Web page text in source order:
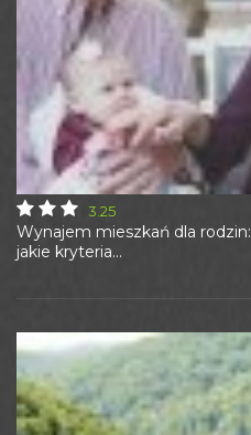
Wynajem mieszkań dla rodzin:
jakie kryteria...
3.25